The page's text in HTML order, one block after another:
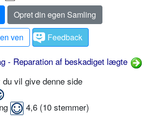
Opret din egen Samling
ven
Feedback
- Reparation af beskadiget lægte
vil give denne side
4,6 (10 stemmer)